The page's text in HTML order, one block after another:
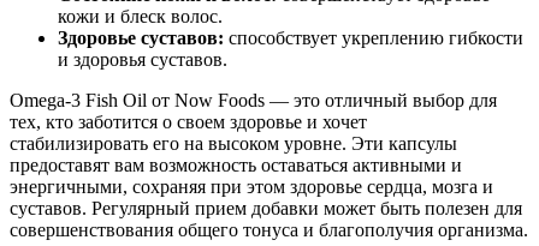
кожи и блеск волос.
Здоровье суставов: способствует укреплению гибкости
и здоровья суставов.
Omega-3 Fish Oil от Now Foods — это отличный выбор для
тех, кто заботится о своем здоровье и хочет
стабилизировать его на высоком уровне. Эти капсулы
предоставят вам возможность оставаться активными и
энергичными, сохраняя при этом здоровье сердца, мозга и
суставов. Регулярный прием добавки может быть полезен для
совершенствования общего тонуса и благополучия организма.